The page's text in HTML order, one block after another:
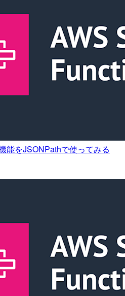
能をJSONPathで使ってみる